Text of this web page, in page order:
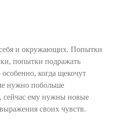
себя и окружающих. Попытки
попытки подражать
когда щекочут
нужно побольше
сейчас ему нужны новые
своих чувств.